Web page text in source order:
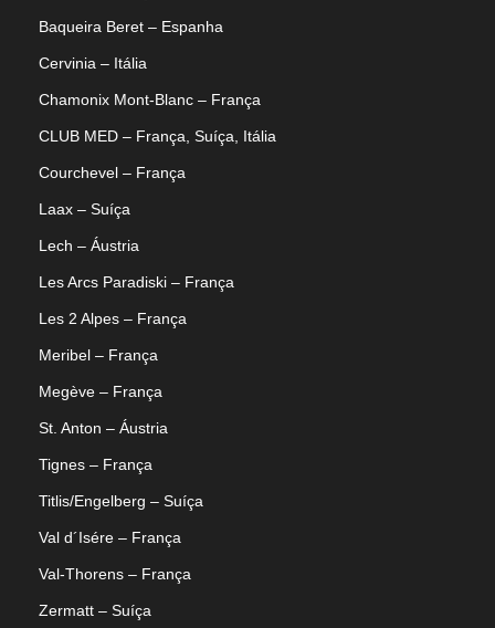
Baqueira Beret – Espanha
Cervinia – Itália
Chamonix Mont-Blanc – França
CLUB MED – França, Suíça, Itália
Courchevel – França
Laax – Suíça
Lech – Áustria
Les Arcs Paradiski – França
Les 2 Alpes – França
Meribel – França
Megève – França
St. Anton – Áustria
Tignes – França
Titlis/Engelberg – Suíça
Val d´Isére – França
Val-Thorens – França
Zermatt – Suíça